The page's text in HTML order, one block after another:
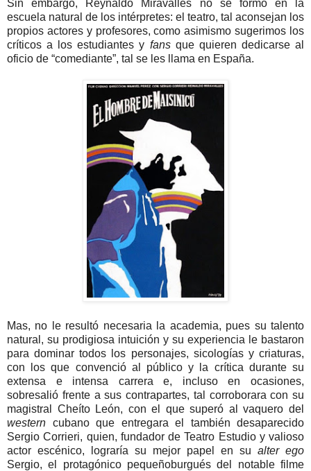
Sin embargo, Reynaldo Miravalles no se formó en la
escuela natural de los intérpretes: el teatro, tal aconsejan los
propios actores y profesores, como asimismo sugerimos los
críticos a los estudiantes y fansque quieren dedicarse al
oficio de “comediante”, tal se les llama en España.
Mas, no le resultó necesaria la academia, pues su talento
natural, su prodigiosa intuición y su experiencia le bastaron
para dominar todos los personajes, sicologías y criaturas,
con los que convenció al público y la crítica durante su
extensa e intensa carrera e, incluso en ocasiones,
sobresalió frente a sus contrapartes, tal corroborara con su
magistral Cheíto León, con el que superó al vaquero del
western cubano que entregara el también desaparecido
Sergio Corrieri, quien, fundador de Teatro Estudio y valioso
actor escénico, lograría su mejor papel en su alter ego
Sergio, el protagónico pequeñoburgués del notable filme